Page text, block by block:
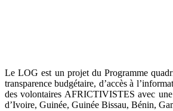
Le LOG est un projet du Programme
transparence budgétaire, d’accès à
des volontaires AFRICTIVISTES avec
d’Ivoire, Guinée, Guinée Bissau, Bénin,